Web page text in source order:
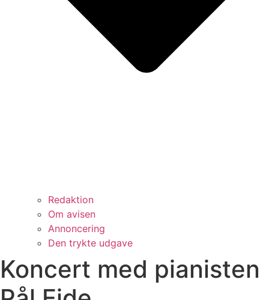
Redaktion
Om avisen
Annoncering
Den trykte udgave
Koncert med pianisten